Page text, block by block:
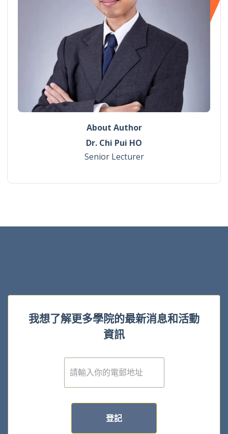
About Author
Dr. Chi Pui HO
Senior Lecturer
我想了解更多學院的最新消息和活動
資訊
電
子
登記